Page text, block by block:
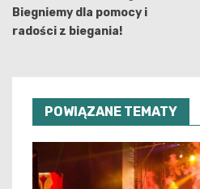
Biegniemy dla pomocy i
radości z biegania!
POWIĄZANE TEMATY